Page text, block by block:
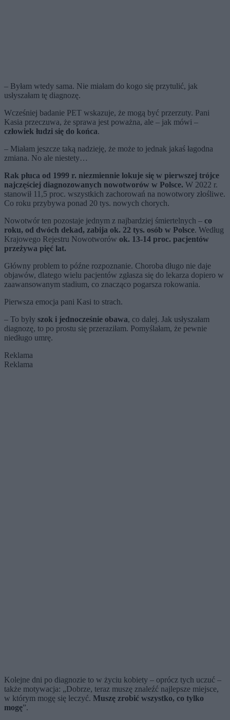
– Byłam wtedy sama. Nie miałam do kogo się przytulić, jak
usłyszałam tę diagnozę.
Wcześniej badanie PET wskazuje, że mogą być przerzuty. Pani
Kasia przeczuwa, że sprawa jest poważna, ale – jak mówi –
człowiek łudzi się do końca.
– Miałam jeszcze taką nadzieję, że może to jednak jakaś łagodna
zmiana. No ale niestety…
Rak płuca od 1999 r. niezmiennie lokuje się w pierwszej trójce
najczęściej diagnozowanych nowotworów w Polsce. W 2022 r.
stanowił 11,5 proc. wszystkich zachorowań na nowotwory złośliwe.
Co roku przybywa ponad 20 tys. nowych chorych.
Nowotwór ten pozostaje jednym z najbardziej śmiertelnych – co
roku, od dwóch dekad, zabija ok. 22 tys. osób w Polsce. Według
Krajowego Rejestru Nowotworów ok. 13-14 proc. pacjentów
przeżywa pięć lat.
Główny problem to późne rozpoznanie. Choroba długo nie daje
objawów, dlatego wielu pacjentów zgłasza się do lekarza dopiero w
zaawansowanym stadium, co znacząco pogarsza rokowania.
Pierwsza emocja pani Kasi to strach.
– To były szok i jednocześnie obawa, co dalej. Jak usłyszałam
diagnozę, to po prostu się przeraziłam. Pomyślałam, że pewnie
niedługo umrę.
Reklama
Reklama
Kolejne dni po diagnozie to w życiu kobiety – oprócz tych uczuć –
także motywacja: „Dobrze, teraz muszę znaleźć najlepsze miejsce,
w którym mogę się leczyć. Muszę zrobić wszystko, co tylko
mogę”.